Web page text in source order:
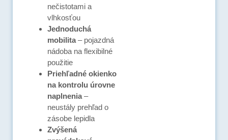
nečistotami a
vlhkosťou
Jednoduchá
mobilita– pojazdná
nádoba na flexibilné
použitie
Priehľadné okienko
na kontrolu úrovne
naplnenia–
neustály prehľad o
zásobe lepidla
Zvýšená